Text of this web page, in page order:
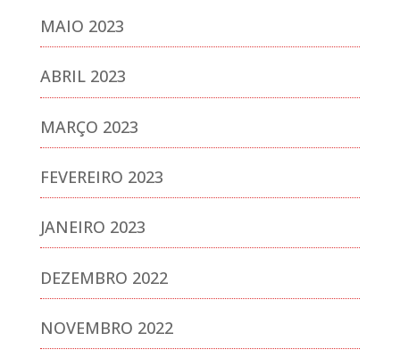
MAIO 2023
ABRIL 2023
MARÇO 2023
FEVEREIRO 2023
JANEIRO 2023
DEZEMBRO 2022
NOVEMBRO 2022